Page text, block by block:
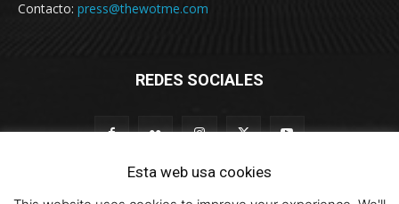
Contacto: press@thewotme.com
REDES SOCIALES
Esta web usa cookies